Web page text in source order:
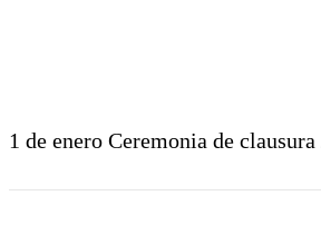
1 de enero Ceremonia de